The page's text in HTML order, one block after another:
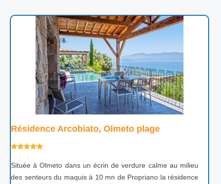
Résidence Arcobiato, Olmeto plage
Située à Olmeto dans un écrin de verdure calme au milieu
des senteurs du maquis à 10 mn de Propriano la résidence